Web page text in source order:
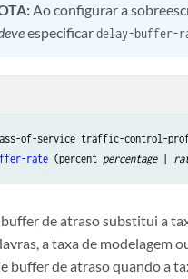
Ao configurar a
especificardelay-buffer-
of-service traffic-control-
rate (percent percentage |
de atraso substitui a
a taxa de modelagem
buffer de atraso quando a